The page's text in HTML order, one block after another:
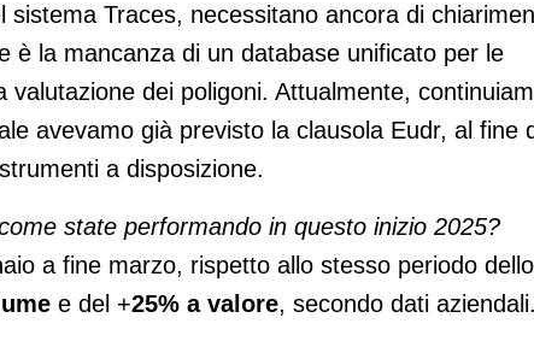
Traces, necessitano ancora di
è la mancanza di un database unificato per le
dei poligoni. Attualmente,
avevamo già previsto la clausola Eudr, al fine
a disposizione.
state performando in questo inizio 2025?
a fine marzo, rispetto allo stesso periodo dello
e del +25% a valore, secondo dati